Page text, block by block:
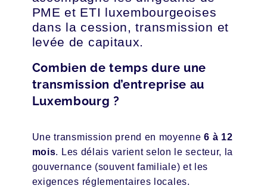
PME et ETI luxembourgeoises
dans la cession, transmission et
levée de capitaux.
Combien de temps dure une
transmission d’entreprise au
Luxembourg ?
Une transmission prend en moyenne6 à 12
mois. Les délais varient selon le secteur, la
gouvernance (souvent familiale) et les
exigences réglementaires locales.